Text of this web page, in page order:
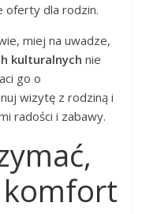
oferty dla rodzin.
miej na uwadze,
kulturalnych nie
go o
wizytę z rodziną i
radości i zabawy.
komfort